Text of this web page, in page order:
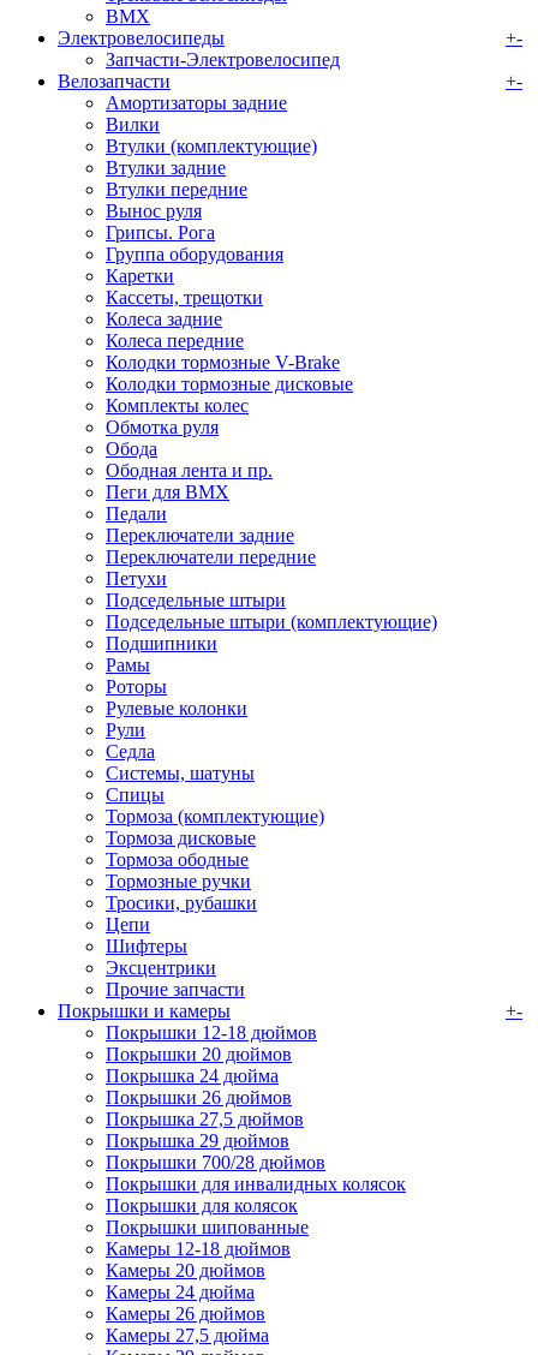
BMX
Электровелосипеды
+-
Запчасти-Электровелосипед
Велозапчасти
+-
Амортизаторы задние
Вилки
Втулки (комплектующие)
Втулки задние
Втулки передние
Вынос руля
Грипсы. Рога
Группа оборудования
Каретки
Кассеты, трещотки
Колеса задние
Колеса передние
Колодки тормозные V-Brake
Колодки тормозные дисковые
Комплекты колес
Обмотка руля
Обода
Ободная лента и пр.
Пеги для BMX
Педали
Переключатели задние
Переключатели передние
Петухи
Подседельные штыри
Подседельные штыри (комплектующие)
Подшипники
Рамы
Роторы
Рулевые колонки
Рули
Седла
Системы, шатуны
Спицы
Тормоза (комплектующие)
Тормоза дисковые
Тормоза ободные
Тормозные ручки
Тросики, рубашки
Цепи
Шифтеры
Эксцентрики
Прочие запчасти
Покрышки и камеры
+-
Покрышки 12-18 дюймов
Покрышки 20 дюймов
Покрышка 24 дюйма
Покрышки 26 дюймов
Покрышка 27,5 дюймов
Покрышка 29 дюймов
Покрышки 700/28 дюймов
Покрышки для инвалидных колясок
Покрышки для колясок
Покрышки шипованные
Камеры 12-18 дюймов
Камеры 20 дюймов
Камеры 24 дюйма
Камеры 26 дюймов
Камеры 27,5 дюйма